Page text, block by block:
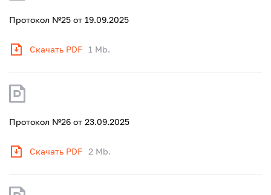
Протокол №25 от 19.09.2025
Скачать PDF 1 Mb.
Протокол №26 от 23.09.2025
Скачать PDF 2 Mb.